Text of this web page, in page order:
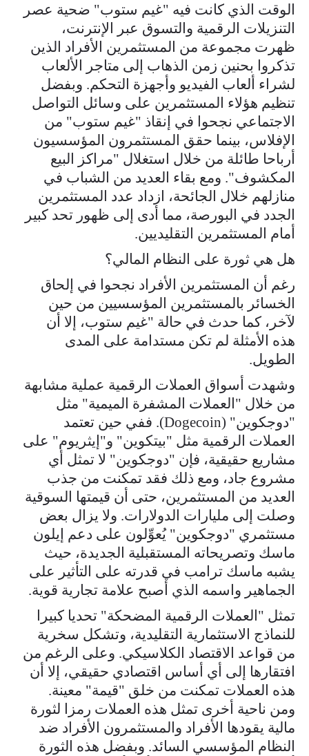
الوقت الذي كانت فيه "غيم ستوب" ضحية عصر
التنزيلات الرقمية والتسوق عبر الإنترنت،
ظهرت مجموعة من المستثمرين الأفراد الذين
تذكروا بحنين زمن الذهاب إلى متاجر الألعاب
لشراء ألعاب الفيديو وأجهزة التحكم. وبفضل
تنظيم هؤلاء المستثمرين على وسائل التواصل
الاجتماعي نجحوا في إنقاذ "غيم ستوب" من
الإفلاس، بينما حقق المستثمرون المؤسسيون
أرباحا طائلة من خلال استغلال "مراكز البيع
المكشوف". ومع بقاء العديد من الشباب في
منازلهم خلال الجائحة، ازداد عدد المستثمرين
الجدد في البورصة، مما أدى إلى ظهور تحد كبير
أمام المستثمرين التقليديين.
هل هي ثورة على النظام المالي؟
رغم أن المستثمرين الأفراد نجحوا في إلحاق
الخسائر بالمستثمرين المؤسسيين من حين
لآخر، كما حدث في حالة "غيم ستوب، إلا أن
هذه الأمثلة لم تكن مستدامة على المدى
الطويل.
وشهدت أسواق العملات الرقمية عملية مشابهة
من خلال "العملات المشفرة الميمية" مثل
"دوجكوين" (Dogecoin). ففي حين تعتمد
العملات الرقمية مثل "بيتكوين" و"إيثريوم" على
مشاريع حقيقية، فإن "دوجكوين" لا تمثل أي
مشروع جاد، ومع ذلك فقد تمكنت من جذب
العديد من المستثمرين، حتى أن قيمتها السوقية
وصلت إلى مليارات الدولارات. ولا يزال بعض
مستثمري "دوجكوين" يُعوِّلون على دعم إيلون
ماسك وتصريحاته المستقبلية الجديدة، حيث
يشبه ماسك ترامب في قدرته على التأثير على
الجماهير واسمه الذي أصبح علامة تجارية قوية.
تمثل "العملات الرقمية المضحكة" تحديا كبيرا
للنماذج الاستثمارية التقليدية، وتشكل سخرية
من قواعد الاقتصاد الكلاسيكي. وعلى الرغم من
افتقارها إلى أي أساس اقتصادي حقيقي، إلا أن
هذه العملات تمكنت من خلق "قيمة" معينة.
ومن ناحية أخرى تمثل هذه العملات رمزا لثورة
مالية يقودها الأفراد والمستثمرون الأفراد ضد
النظام المؤسسي السائد. وبفضل هذه الثورة